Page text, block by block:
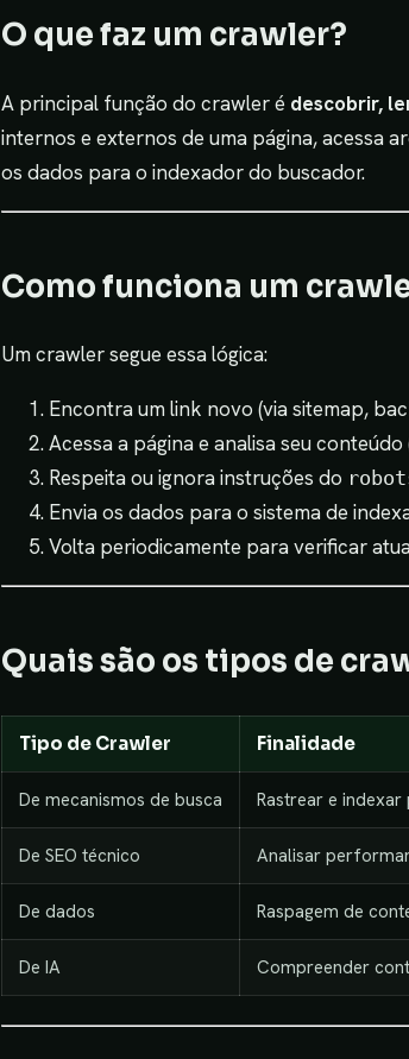
O que faz um crawler?
A principal função do crawler é descobrir,
internos e externos de uma página, acessa
os dados para o indexador do buscador.
Como funciona um
Um crawler segue essa lógica:
Encontra um link novo (via sitemap,
Acessa a página e analisa seu
Respeita ou ignora instruções do
Envia os dados para o sistema de
Volta periodicamente para verificar
Quais são os tipos de
Tipo de Crawler Finalidade
De mecanismos de busca Rastrear e
De SEO técnico Analisar
De dados Raspagem de
De IA Compreender